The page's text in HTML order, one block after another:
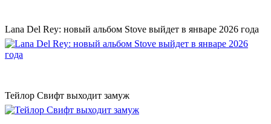
Lana Del Rey: новый альбом Stove выйдет в январе 2026 года
Тейлор Свифт выходит замуж